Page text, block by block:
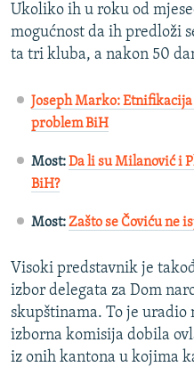
Ukoliko ih u roku od
mogućnost da ih predloži
ta tri kluba, a nakon 50
Joseph Marko:
problem BiH
Most:Da li su Milanović i
BiH?
Most:Zašto se Čoviću ne
Visoki predstavnik je
izbor delegata za Dom
skupštinama. To je uradio
izborna komisija dobila
iz onih kantona u kojima